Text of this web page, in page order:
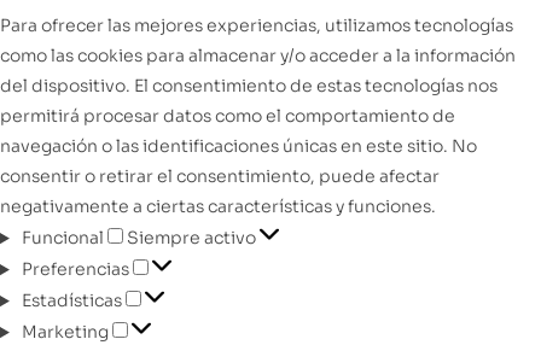
Para ofrecer las mejores experiencias, utilizamos tecnologías
como las cookies para almacenar y/o acceder a la información
del dispositivo. El consentimiento de estas tecnologías nos
permitirá procesar datos como el comportamiento de
navegación o las identificaciones únicas en este sitio. No
consentir o retirar el consentimiento, puede afectar
negativamente a ciertas características y funciones.
Funcional
Siempre activo
Preferencias
Estadísticas
Marketing